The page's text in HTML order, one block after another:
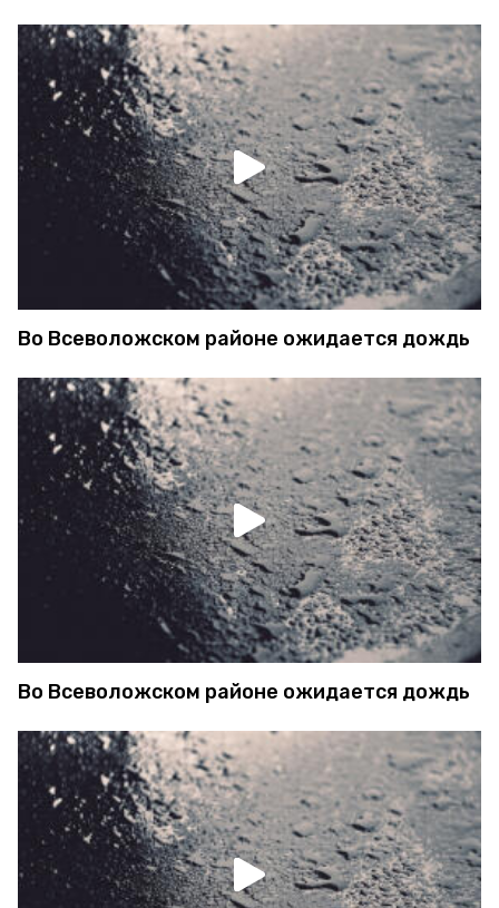
Во Всеволожском районе ожидается дождь
Во Всеволожском районе ожидается дождь